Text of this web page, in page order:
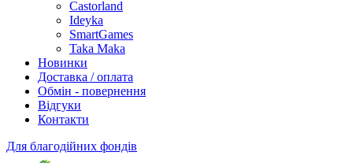
Castorland
Ideyka
SmartGames
Taka Maka
Новинки
Доставка / оплата
Обмін - повернення
Відгуки
Контакти
Для благодійних фондів